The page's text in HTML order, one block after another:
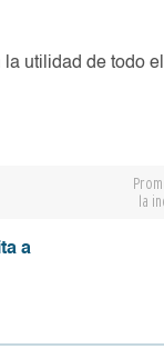
utilidad de todo
la
a